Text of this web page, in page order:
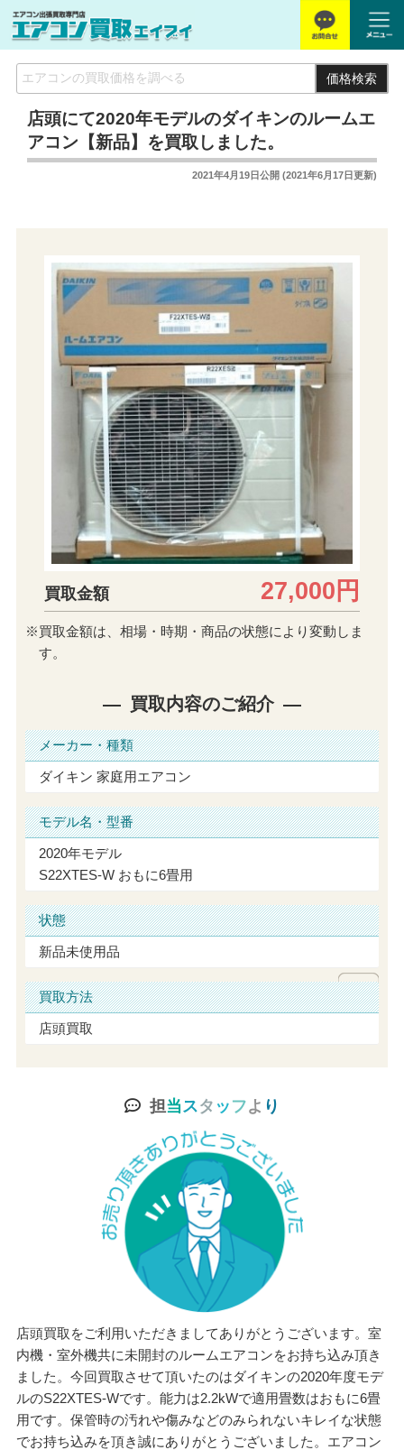
価格検索
店頭にて2020年モデルのダイキンのルームエ
アコン【新品】を買取しました。
2021年4月19日公開 (2021年6月17日更新)
買取金額 27,000円
※買取金額は、相場・時期・商品の状態により変動しま
す。
買取内容のご紹介
メーカー・種類
ダイキン 家庭用エアコン
モデル名・型番
2020年モデル
S22XTES-W おもに6畳用
状態
新品未使用品
買取方法
店頭買取
担当スタ ッ フよ り
店頭買取をご利用いただきましてありがとうございます。室
内機・室外機共に未開封のルームエアコンをお持ち込み頂き
ました。今回買取させて頂いたのはダイキンの2020年度モデ
ルのS22XTES-Wです。能力は2.2kWで適用畳数はおもに6畳
用です。保管時の汚れや傷みなどのみられないキレイな状態
でお持ち込みを頂き誠にありがとうございました。エアコン